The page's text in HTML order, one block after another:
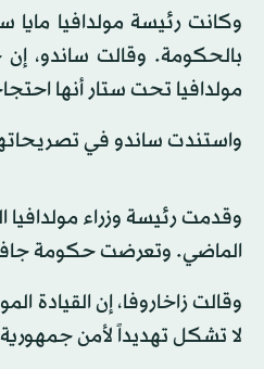
وكانت رئيسة مولدافيا
بالحكومة. وقالت
مولدافيا تحت ستار أنها
واستندت ساندو في تصريحاتها
وقدمت رئيسة وزراء مولدافيا
الماضي. وتعرضت حكومة
وقالت زاخاروفا، إن القيادة
لا تشكل تهديداً لأمن